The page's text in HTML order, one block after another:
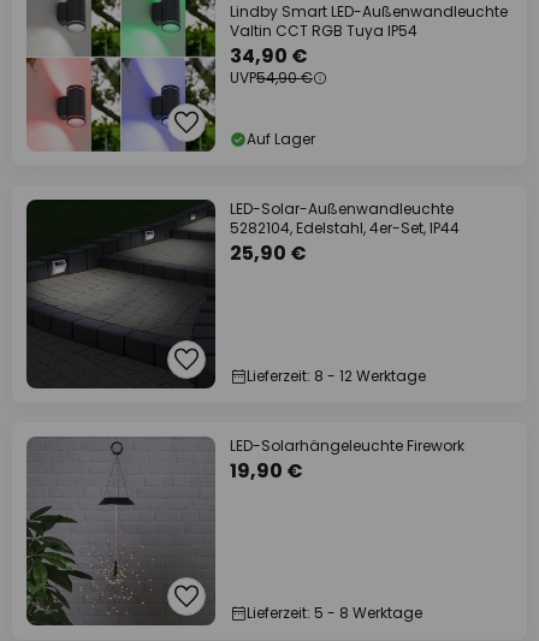
Lindby Smart LED-Außenwandleuchte
Valtin CCT RGB Tuya IP54
34,90 €
UVP54,90 €
Auf Lager
LED-Solar-Außenwandleuchte
5282104, Edelstahl, 4er-Set, IP44
25,90 €
Lieferzeit: 8 - 12 Werktage
LED-Solarhängeleuchte Firework
19,90 €
Lieferzeit: 5 - 8 Werktage